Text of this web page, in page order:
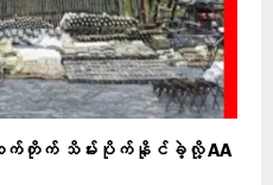
က်တိုက် သိမ်းပိုက်နိုင်ခဲ့လို့ AA